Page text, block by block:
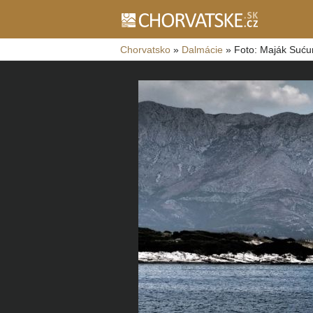
Chorvatsko » Dalmácie » Foto: Maják